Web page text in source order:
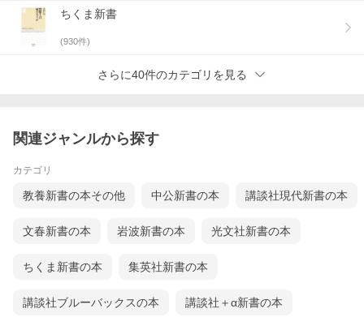
ちくま新書
(930件)
さらに40件のカテゴリを見る
関連ジャンルから探す
カテゴリ
教養新書の本その他 中公新書の本 講談社現代新書の本
文春新書の本 岩波新書の本 光文社新書の本
ちくま新書の本 集英社新書の本
講談社ブルーバックスの本 講談社＋α新書の本